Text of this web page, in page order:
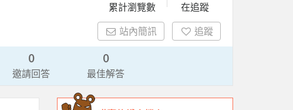
累計瀏覽數
在追蹤
站內簡訊 追蹤
0
邀請回答
0
最佳解答